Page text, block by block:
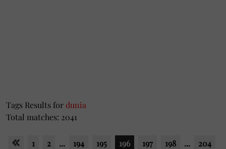
Tags Results for dunia
Total matches: 2041
1 2 ... 194 195 196 197 198 ...
204